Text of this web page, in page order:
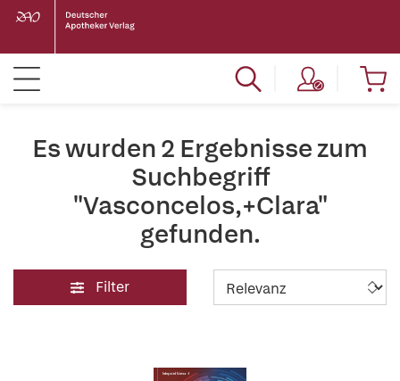
Es wurden 2 Ergebnisse zum
Suchbegriff
"Vasconcelos,+Clara"
gefunden.
Filter